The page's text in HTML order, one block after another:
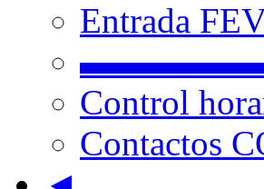
Entrada
Control
Contactos